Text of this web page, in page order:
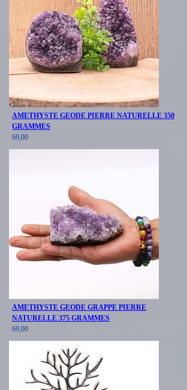
AMETHYSTE GEODE PIERRE NATURELLE 350
GRAMMES
69,00
AMETHYSTE GEODE GRAPPE PIERRE
NATURELLE 375 GRAMMES
69,00